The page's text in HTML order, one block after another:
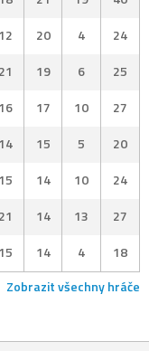
12 20 4
24
21 19 6
25
16 17 10
27
14 15 5
20
15 14 10
24
21 14 13
27
15 14 4
18
Zobrazit všechny hráče